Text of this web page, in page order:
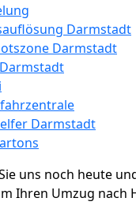
Darmstadt
Darmstadt
Darmstadt
uns noch heute
Ihren Umzug nach